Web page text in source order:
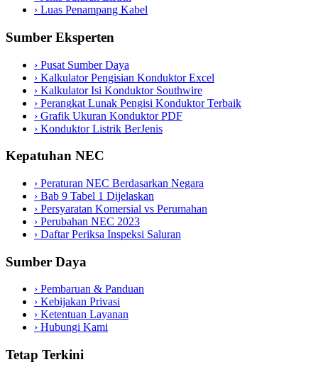
› Luas Penampang Kabel
Sumber Eksperten
› Pusat Sumber Daya
› Kalkulator Pengisian Konduktor Excel
› Kalkulator Isi Konduktor Southwire
› Perangkat Lunak Pengisi Konduktor Terbaik
› Grafik Ukuran Konduktor PDF
› Konduktor Listrik BerJenis
Kepatuhan NEC
› Peraturan NEC Berdasarkan Negara
› Bab 9 Tabel 1 Dijelaskan
› Persyaratan Komersial vs Perumahan
› Perubahan NEC 2023
› Daftar Periksa Inspeksi Saluran
Sumber Daya
› Pembaruan & Panduan
› Kebijakan Privasi
› Ketentuan Layanan
› Hubungi Kami
Tetap Terkini